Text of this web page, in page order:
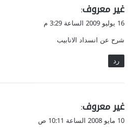
ي
ق
ل
غير معروف:
16 يوليو 2009 الساعة 3:29 م
شرح عن انسداد الانابيب
رد
ي
ق
غير معروف:
10 مايو 2008 الساعة 10:11 ص